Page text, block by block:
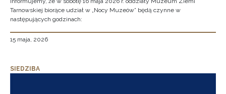
Tarnowskiej biorące udział w „Nocy Muzeów” będą czynne w
następujących godzinach:
15 maja, 2026
SIEDZIBA